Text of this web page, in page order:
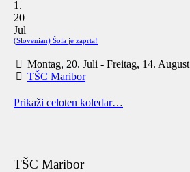
20
Jul
(Slovenian) Šola je zaprta!
Montag, 20. Juli - Freitag, 14. August
TŠC Maribor
Prikaži celoten koledar…
TŠC Maribor